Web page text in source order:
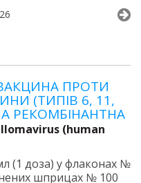
ПРОТИ
(ТИПІВ 6, 11,
РЕКОМБІНАНТНА
(human
(1 доза) у флаконах №
шприцах № 100